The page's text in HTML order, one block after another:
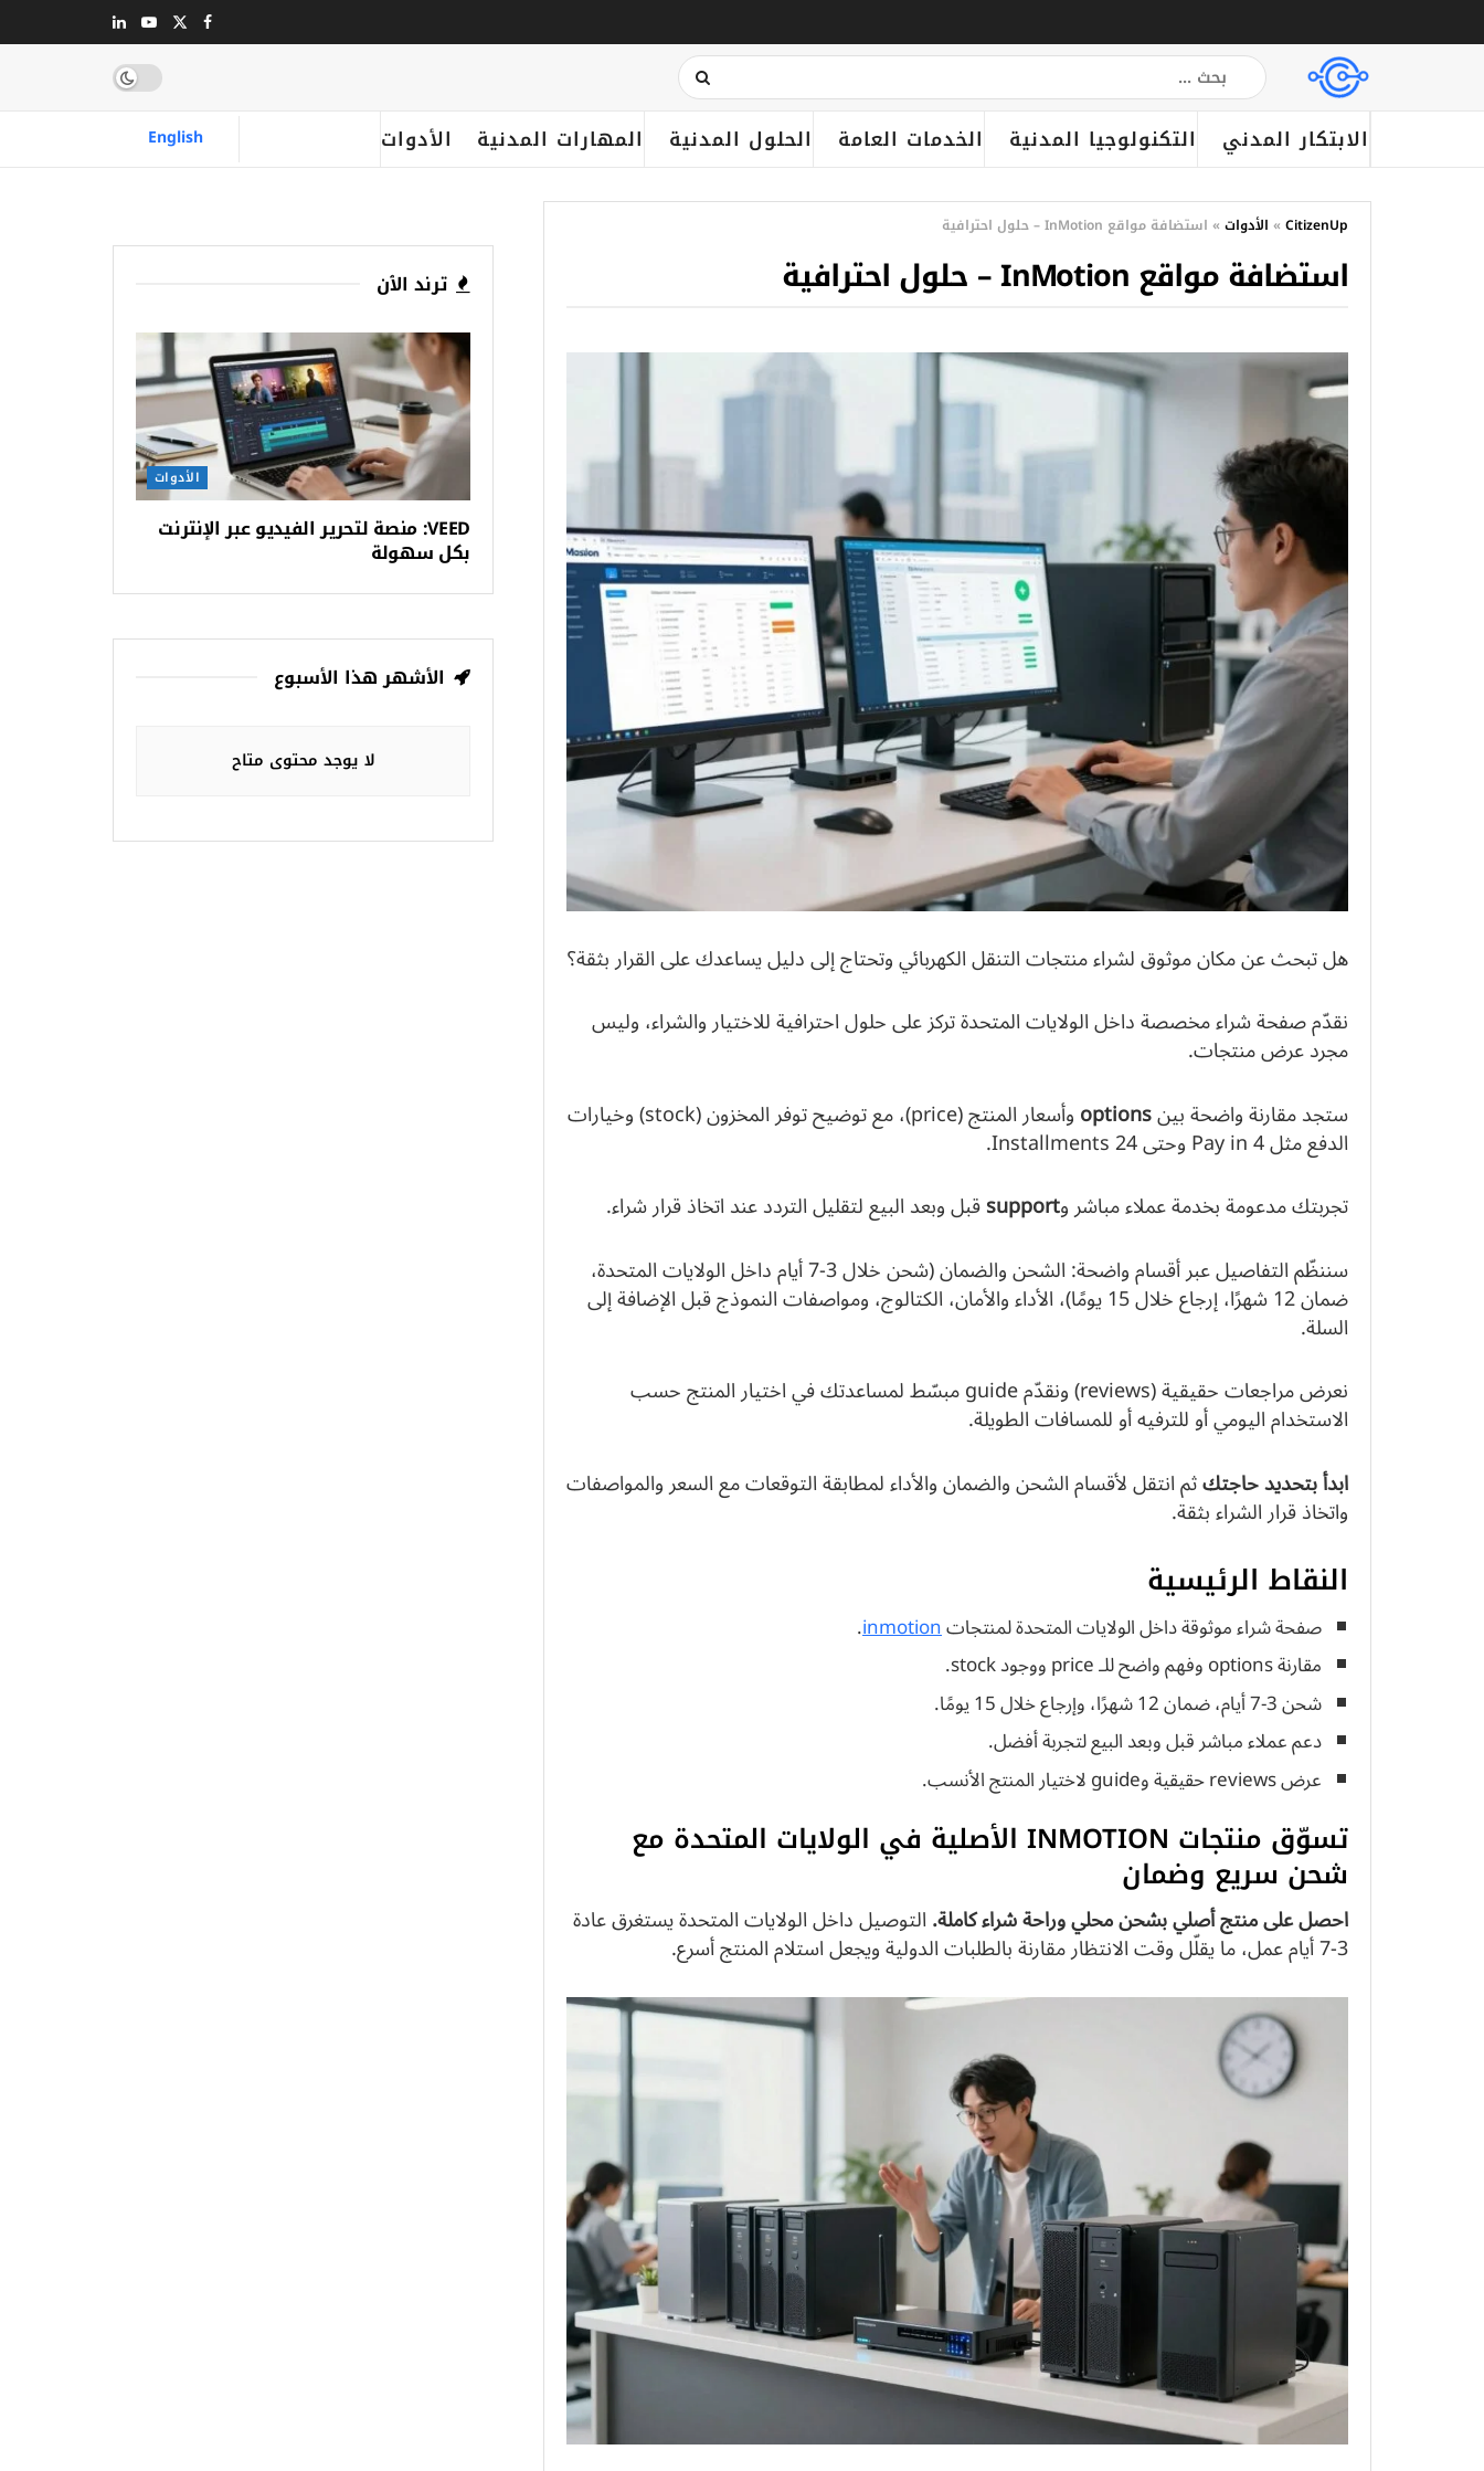
الابتكار المدني التكنولوجيا المدنية الخدمات العامة الحلول المدنية المهارات المدنية الأدوات English
CitizenUp
» الأدوات » استضافة مواقع InMotion – حلول احترافية
استضافة مواقع InMotion – حلول احترافية
هل تبحث عن مكان موثوق لشراء منتجات التنقل الكهربائي وتحتاج إلى دليل يساعدك على القرار بثقة؟
نقدّم صفحة شراء مخصصة داخل الولايات المتحدة تركز على حلول احترافية للاختيار والشراء، وليس
مجرد عرض منتجات.
ستجد مقارنة واضحة بينoptions وأسعار المنتج (price)، مع توضيح توفر المخزون (stock) وخيارات
الدفع مثل Pay in 4 وحتى 24 Installments.
تجربتك مدعومة بخدمة عملاء مباشر وsupportقبل وبعد البيع لتقليل التردد عند اتخاذ قرار شراء.
سننظّم التفاصيل عبر أقسام واضحة: الشحن والضمان (شحن خلال 3-7 أيام داخل الولايات المتحدة،
ضمان 12 شهرًا، إرجاع خلال 15 يومًا)، الأداء والأمان، الكتالوج، ومواصفات النموذج قبل الإضافة إلى
السلة.
نعرض مراجعات حقيقية (reviews) ونقدّم guide مبسّط لمساعدتك في اختيار المنتج حسب
الاستخدام اليومي أو للترفيه أو للمسافات الطويلة.
ابدأ بتحديد حاجتكثم انتقل لأقسام الشحن والضمان والأداء لمطابقة التوقعات مع السعر والمواصفات
واتخاذ قرار الشراء بثقة.
النقاط الرئيسية
صفحة شراء موثوقة داخل الولايات المتحدة لمنتجاتinmotion
.
مقارنة options وفهم واضح للـ price ووجود stock.
شحن 3-7 أيام، ضمان 12 شهرًا، وإرجاع خلال 15 يومًا.
دعم عملاء مباشر قبل وبعد البيع لتجربة أفضل.
عرض reviews حقيقية وguide لاختيار المنتج الأنسب.
تسوّق منتجات INMOTION الأصلية في الولايات المتحدة مع
شحن سريع وضمان
احصل على منتج أصلي بشحن محلي وراحة شراء كاملة.التوصيل داخل الولايات المتحدة يستغرق عادة
3-7 أيام عمل، ما يقلّل وقت الانتظار مقارنة بالطلبات الدولية ويجعل استلام المنتج أسرع.
ترند الٱن
الأدوات
VEED: منصة لتحرير الفيديو عبر الإنترنت
بكل سهولة
الأشهر هذا الأسبوع
لا يوجد محتوى متاح